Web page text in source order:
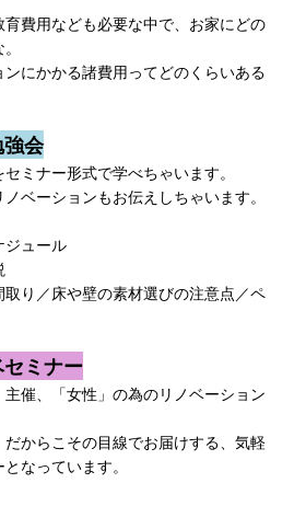
費用なども必要な中で、お家にどの
にかかる諸費用ってどのくらいある
会
ミナー形式で学べちゃいます。
ベーションもお伝えしちゃいます。
ュール
り／床や壁の素材選びの注意点／ペ
ミナー
主催、「女性」の為のリノベーション
からこその目線でお届けする、気軽
なっています。